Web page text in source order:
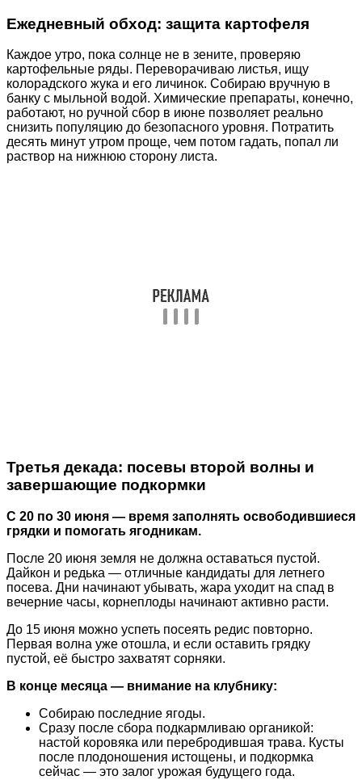
Ежедневный обход: защита картофеля
Каждое утро, пока солнце не в зените, проверяю
картофельные ряды. Переворачиваю листья, ищу
колорадского жука и его личинок. Собираю вручную в
банку с мыльной водой. Химические препараты, конечно,
работают, но ручной сбор в июне позволяет реально
снизить популяцию до безопасного уровня. Потратить
десять минут утром проще, чем потом гадать, попал ли
раствор на нижнюю сторону листа.
Третья декада: посевы второй волны и
завершающие подкормки
С 20 по 30 июня — время заполнять освободившиеся
грядки и помогать ягодникам.
После 20 июня земля не должна оставаться пустой.
Дайкон и редька — отличные кандидаты для летнего
посева. Дни начинают убывать, жара уходит на спад в
вечерние часы, корнеплоды начинают активно расти.
До 15 июня можно успеть посеять редис повторно.
Первая волна уже отошла, и если оставить грядку
пустой, её быстро захватят сорняки.
В конце месяца — внимание на клубнику:
Собираю последние ягоды.
Сразу после сбора подкармливаю органикой:
настой коровяка или перебродившая трава. Кусты
после плодоношения истощены, и подкормка
сейчас — это залог урожая будущего года.